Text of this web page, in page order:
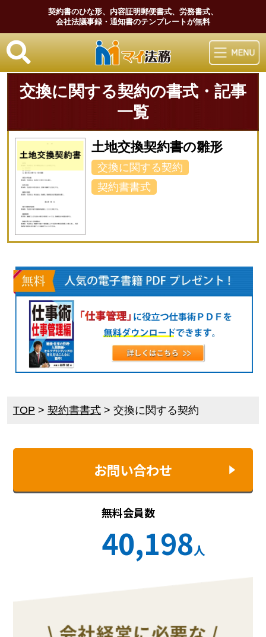
契約書のひな形、内容証明郵便書式、労務書式、
会社法議事録・通知書のテンプレートが無料
マイ法務
交換に関する契約の書式・記事
一覧
土地交換契約書の雛形
交換に関する契約
契約書書式
TOP > 契約書書式> 交換に関する契約
お問い合わせ
無料会員数
40,198人